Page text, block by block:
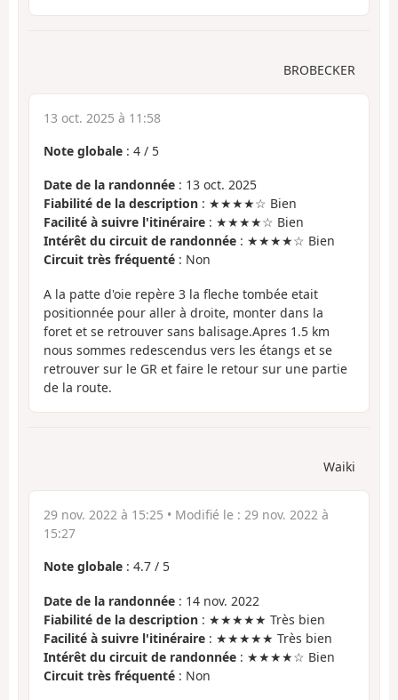
BROBECKER
13 oct. 2025 à 11:58
Note globale : 4 / 5
Date de la randonnée : 13 oct. 2025
Fiabilité de la description : ★★★★☆ Bien
Facilité à suivre l'itinéraire : ★★★★☆ Bien
Intérêt du circuit de randonnée : ★★★★☆ Bien
Circuit très fréquenté : Non
A la patte d'oie repère 3 la fleche tombée etait
positionnée pour aller à droite, monter dans la
foret et se retrouver sans balisage.Apres 1.5 km
nous sommes redescendus vers les étangs et se
retrouver sur le GR et faire le retour sur une partie
de la route.
Waiki
29 nov. 2022 à 15:25 • Modifié le : 29 nov. 2022 à
15:27
Note globale : 4.7 / 5
Date de la randonnée : 14 nov. 2022
Fiabilité de la description : ★★★★★ Très bien
Facilité à suivre l'itinéraire : ★★★★★ Très bien
Intérêt du circuit de randonnée : ★★★★☆ Bien
Circuit très fréquenté : Non